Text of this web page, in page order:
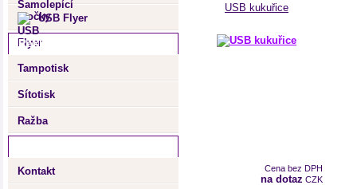
USB kukuřice
Cena bez DPH
na dotaz CZK
USB Flyer
Reklamní potisk
Tampotisk
Sítotisk
Ražba
Kontakt